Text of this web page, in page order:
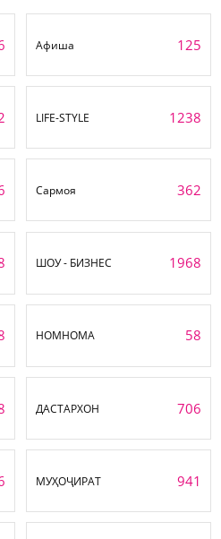
Афиша 125
LIFE-STYLE 1238
Сармоя 362
ШОУ - БИЗНЕС 1968
НОМНОМА 58
ДАСТАРХОН 706
МУҲОҶИРАТ 941